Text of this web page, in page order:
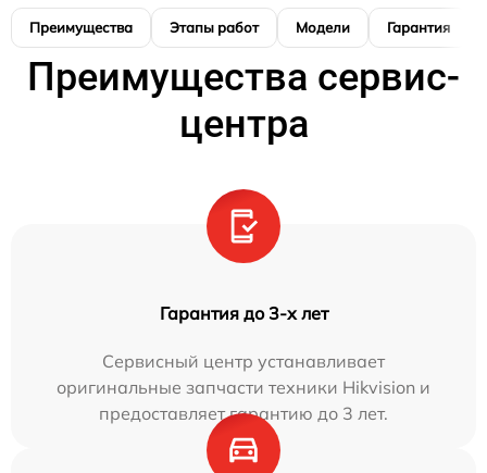
Преимущества Этапы работ Модели Гарантия
Преимущества сервис-
центра
Гарантия до 3-х лет
Сервисный центр устанавливает
оригинальные запчасти техники Hikvision и
предоставляет гарантию до 3 лет.